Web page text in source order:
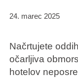
24. marec 2025
Načrtujete
očarljiva
hotelov